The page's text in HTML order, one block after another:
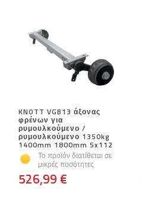
KNOTT VGB13 άξονας
φρένων για
ρυμουλκούμενο /
ρυμουλκούμενο 1350kg
1400mm 1800mm 5x112
Το προϊόν διατίθεται σε
μικρές ποσότητες
526,99 €